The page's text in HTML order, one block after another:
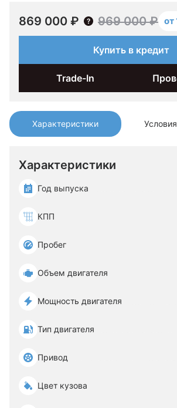
Характеристики
Характеристики
Год выпуска
КПП
Пробег
Объем двигателя
Мощность двигателя
Тип двигателя
Привод
Цвет кузова
869 000 ₽ 969 000 ₽ от
Купить в кредит
Trade-In